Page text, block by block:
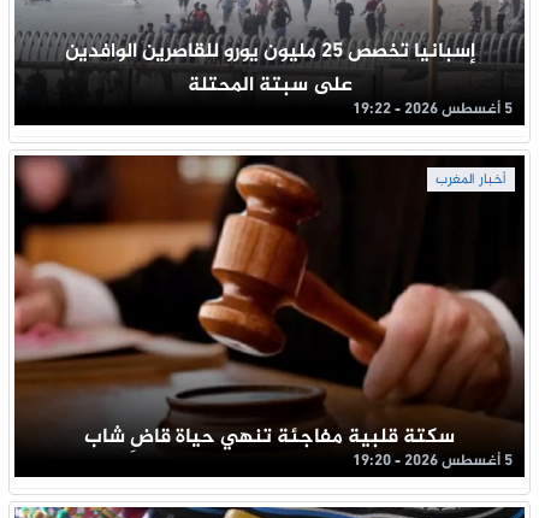
إسبانيا تخصص 25 مليون يورو للقاصرين الوافدين
على سبتة المحتلة
5 أغسطس 2026 - 19:22
أخبار المغرب
سكتة قلبية مفاجئة تنهي حياة قاضِ شاب
5 أغسطس 2026 - 19:20